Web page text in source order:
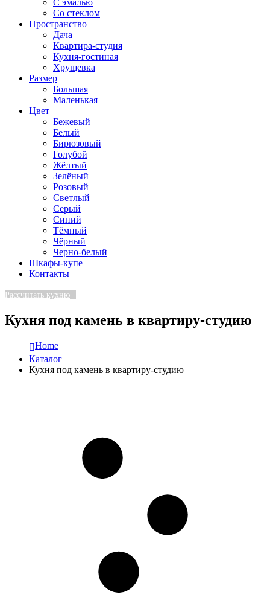
С эмалью
Со стеклом
Пространство
Дача
Квартира-студия
Кухня-гостиная
Хрущевка
Размер
Большая
Маленькая
Цвет
Бежевый
Белый
Бирюзовый
Голубой
Жёлтый
Зелёный
Розовый
Светлый
Серый
Синий
Тёмный
Чёрный
Черно-белый
Шкафы-купе
Контакты
Рассчитать кухню
Кухня под камень в квартиру-студию
Home
Каталог
Кухня под камень в квартиру-студию